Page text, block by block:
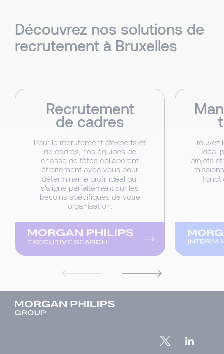
Découvrez nos solutions de
recrutement à Bruxelles
Recrutement
de cadres
Pour le recrutement d'experts et
de cadres, nos équipes de
chasse de têtes collaborent
étroitement avec vous pour
déterminer le profil idéal qui
s'aligne parfaitement sur les
besoins spécifiques de votre
organisation.
Trouvez
idéal
projets